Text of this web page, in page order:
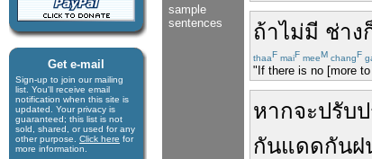
Get e-mail
Sign-up to join our mail­ing
list. You'll receive e­mail
notification when this site is
updated. Your privacy is
guaran­teed; this list is not
sold, shared, or used for any
other purpose. Click here for
more infor­mation.
sample
sentences
ถ้าไม่มี ช่าง
thaaF maiF meeM changF
"If there is no [more
หากจะปรับป
กันแดดกันฝ